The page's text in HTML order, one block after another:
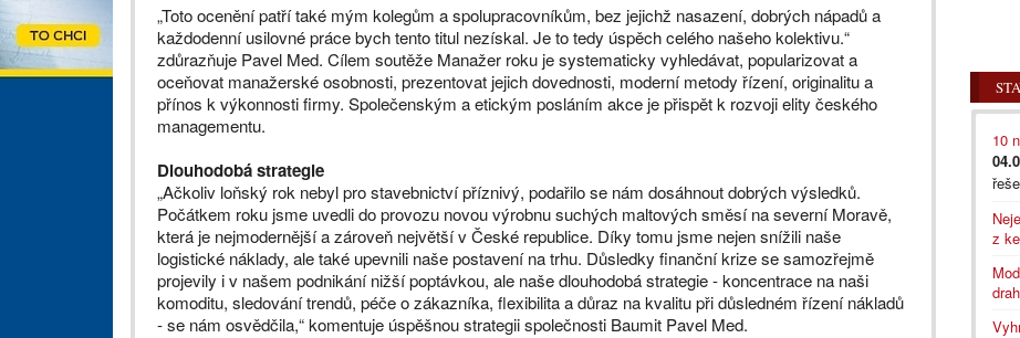
„Toto ocenění patří také mým kolegům a spolupracovníkům, bez jejichž nasazení, dobrých nápadů a
každodenní usilovné práce bych tento titul nezískal. Je to tedy úspěch celého našeho kolektivu.“
zdůrazňuje Pavel Med. Cílem soutěže Manažer roku je systematicky vyhledávat, popularizovat a
oceňovat manažerské osobnosti, prezentovat jejich dovednosti, moderní metody řízení, originalitu a
přínos k výkonnosti firmy. Společenským a etickým posláním akce je přispět k rozvoji elity českého
managementu.
Dlouhodobá strategie
„Ačkoliv loňský rok nebyl pro stavebnictví příznivý, podařilo se nám dosáhnout dobrých výsledků.
Počátkem roku jsme uvedli do provozu novou výrobnu suchých maltových směsí na severní Moravě,
která je nejmodernější a zároveň největší v České republice. Díky tomu jsme nejen snížili naše
logistické náklady, ale také upevnili naše postavení na trhu. Důsledky finanční krize se samozřejmě
projevily i v našem podnikání nižší poptávkou, ale naše dlouhodobá strategie - koncentrace na naši
komoditu, sledování trendů, péče o zákazníka, flexibilita a důraz na kvalitu při důsledném řízení nákladů
- se nám osvědčila,“ komentuje úspěšnou strategii společnosti Baumit Pavel Med.
10
z